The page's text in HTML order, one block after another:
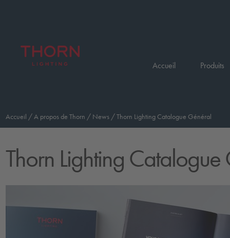
Accueil Produits
Accueil /A propos de Thorn / News /Thorn Lighting Catalogue Général
Thorn Lighting